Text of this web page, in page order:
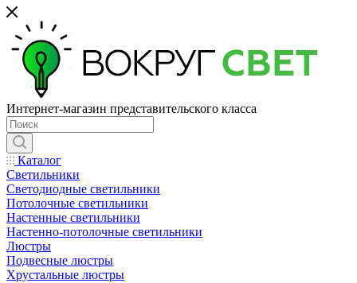
Интернет-магазин представительского класса
Каталог
Светильники
Светодиодные светильники
Потолочные светильники
Настенные светильники
Настенно-потолочные светильники
Люстры
Подвесные люстры
Хрустальные люстры